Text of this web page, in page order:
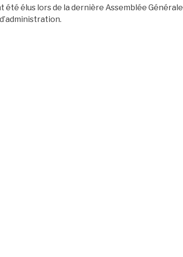
été élus lors de la dernière Assemblée Générale